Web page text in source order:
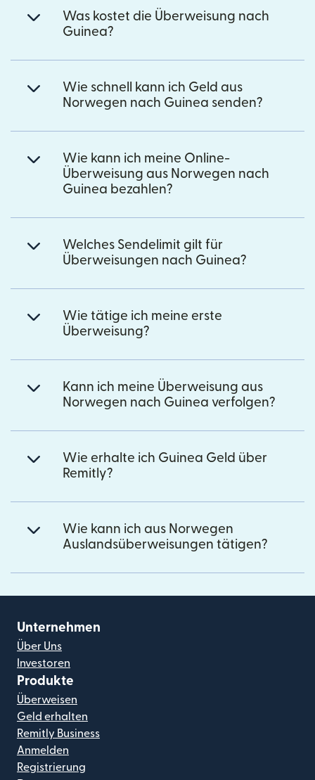
Was kostet die Überweisung nach
Guinea?
Wie schnell kann ich Geld aus
Norwegen nach Guinea senden?
Wie kann ich meine Online-
Überweisung aus Norwegen nach
Guinea bezahlen?
Welches Sendelimit gilt für
Überweisungen nach Guinea?
Wie tätige ich meine erste
Überweisung?
Kann ich meine Überweisung aus
Norwegen nach Guinea verfolgen?
Wie erhalte ich Guinea Geld über
Remitly?
Wie kann ich aus Norwegen
Auslandsüberweisungen tätigen?
Unternehmen
Über Uns
Investoren
Produkte
Überweisen
Geld erhalten
Remitly Business
Anmelden
Registrierung